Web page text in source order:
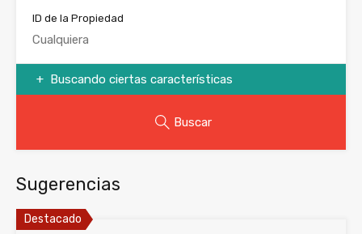
ID de la Propiedad
Buscando ciertas características
Buscar
Sugerencias
Destacado